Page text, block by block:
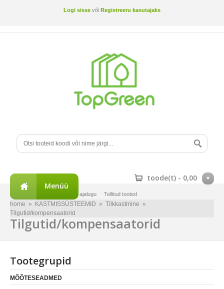
Logi sisse või Registreeru kasutajaks
toode(t) - 0,00
Tellimuste ajalugu Tellitud tooted
Menüü
home » KASTMISSÜSTEEMID » Tilkkastmine »
Tilgutid/kompensaatorid
Tilgutid/kompensaatorid
Tootegrupid
MÕÕTESEADMED